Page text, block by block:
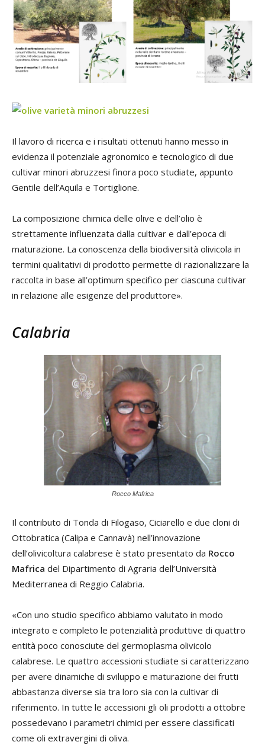
Il lavoro di ricerca e i risultati ottenuti hanno messo in
evidenza il potenziale agronomico e tecnologico di due
cultivar minori abruzzesi finora poco studiate, appunto
Gentile dell’Aquila e Tortiglione.
La composizione chimica delle olive e dell’olio è
strettamente influenzata dalla cultivar e dall’epoca di
maturazione. La conoscenza della biodiversità olivicola in
termini qualitativi di prodotto permette di razionalizzare la
raccolta in base all’optimum specifico per ciascuna cultivar
in relazione alle esigenze del produttore».
Calabria
Rocco Mafrica
Il contributo di Tonda di Filogaso, Ciciarello e due cloni di
Ottobratica (Calipa e Cannavà) nell’innovazione
dell’olivicoltura calabrese è stato presentato da Rocco
Mafrica del Dipartimento di Agraria dell’Università
Mediterranea di Reggio Calabria.
«Con uno studio specifico abbiamo valutato in modo
integrato e completo le potenzialità produttive di quattro
entità poco conosciute del germoplasma olivicolo
calabrese. Le quattro accessioni studiate si caratterizzano
per avere dinamiche di sviluppo e maturazione dei frutti
abbastanza diverse sia tra loro sia con la cultivar di
riferimento. In tutte le accessioni gli oli prodotti a ottobre
possedevano i parametri chimici per essere classificati
come oli extravergini di oliva.